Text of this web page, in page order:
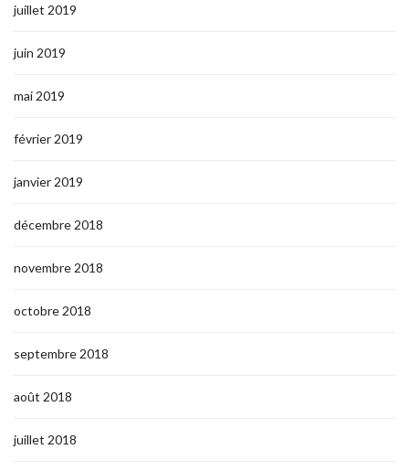
juillet 2019
juin 2019
mai 2019
février 2019
janvier 2019
décembre 2018
novembre 2018
octobre 2018
septembre 2018
août 2018
juillet 2018